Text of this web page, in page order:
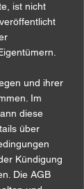
ist nicht
und ihrer
Im
diese
über
Kündigung
Die AGB